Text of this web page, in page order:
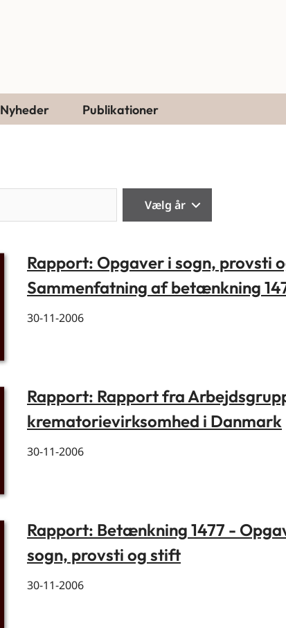
Nyheder Publikationer
Vælg år
Rapport: Opgaver i sogn, provsti
Sammenfatning af betænkning
30-11-2006
Rapport: Rapport fra
krematorievirksomhed i Danmark
30-11-2006
Rapport: Betænkning 1477 -
sogn, provsti og stift
30-11-2006